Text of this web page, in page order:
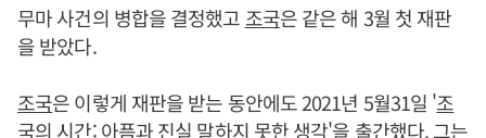
무마 사건의 병합을 결정했고 조국은 같은 해 3월 첫 재판
을 받았다.
조국은 이렇게 재판을 받는 동안에도 2021년 5월31일 '조
국의 시간: 아픔과 진실 말하지 못한 생각'을 출간했다. 그는